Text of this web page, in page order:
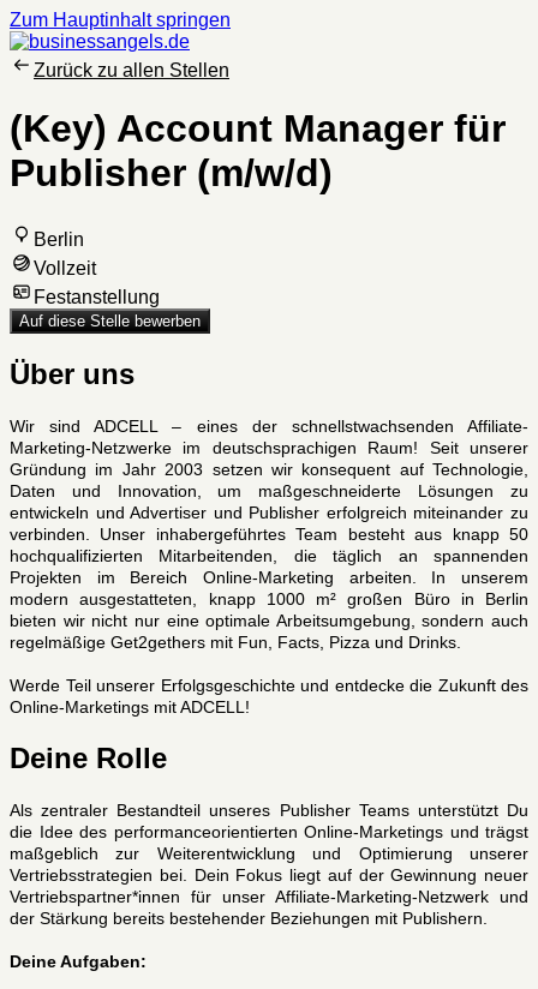
Zum Hauptinhalt springen
Zurück zu allen Stellen
(Key) Account Manager für
Publisher (m/w/d)
Berlin
Vollzeit
Festanstellung
Auf diese Stelle bewerben
Über uns
Wir sind ADCELL – eines der schnellstwachsenden Affiliate-
Marketing-Netzwerke im deutschsprachigen Raum! Seit unserer
Gründung im Jahr 2003 setzen wir konsequent auf Technologie,
Daten und Innovation, um maßgeschneiderte Lösungen zu
entwickeln und Advertiser und Publisher erfolgreich miteinander zu
verbinden. Unser inhabergeführtes Team besteht aus knapp 50
hochqualifizierten Mitarbeitenden, die täglich an spannenden
Projekten im Bereich Online-Marketing arbeiten. In unserem
modern ausgestatteten, knapp 1000 m² großen Büro in Berlin
bieten wir nicht nur eine optimale Arbeitsumgebung, sondern auch
regelmäßige Get2gethers mit Fun, Facts, Pizza und Drinks.
Werde Teil unserer Erfolgsgeschichte und entdecke die Zukunft des
Online-Marketings mit ADCELL!
Deine Rolle
Als zentraler Bestandteil unseres Publisher Teams unterstützt Du
die Idee des performanceorientierten Online-Marketings und trägst
maßgeblich zur Weiterentwicklung und Optimierung unserer
Vertriebsstrategien bei. Dein Fokus liegt auf der Gewinnung neuer
Vertriebspartner*innen für unser Affiliate-Marketing-Netzwerk und
der Stärkung bereits bestehender Beziehungen mit Publishern.
Deine Aufgaben: